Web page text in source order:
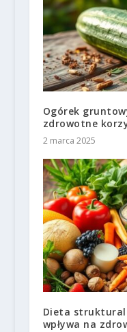
Ogórek
zdrowotne
2 marca 2025
Dieta
wpływa na